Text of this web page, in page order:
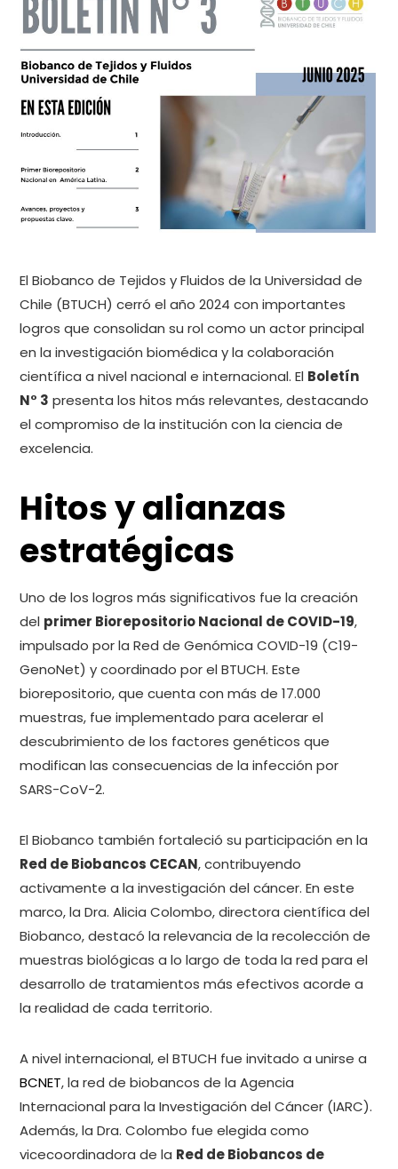
El Biobanco de Tejidos y Fluidos de la Universidad de
Chile (BTUCH) cerró el año 2024 con importantes
logros que consolidan su rol como un actor principal
en la investigación biomédica y la colaboración
científica a nivel nacional e internacional. El Boletín
N° 3 presenta los hitos más relevantes, destacando
el compromiso de la institución con la ciencia de
excelencia.
Hitos y alianzas
estratégicas
Uno de los logros más significativos fue la creación
del primer Biorepositorio Nacional de COVID-19,
impulsado por la Red de Genómica COVID-19 (C19-
GenoNet) y coordinado por el BTUCH. Este
biorepositorio, que cuenta con más de 17.000
muestras, fue implementado para acelerar el
descubrimiento de los factores genéticos que
modifican las consecuencias de la infección por
SARS-CoV-2.
El Biobanco también fortaleció su participación en la
Red de Biobancos CECAN, contribuyendo
activamente a la investigación del cáncer. En este
marco, la Dra. Alicia Colombo, directora científica del
Biobanco, destacó la relevancia de la recolección de
muestras biológicas a lo largo de toda la red para el
desarrollo de tratamientos más efectivos acorde a
la realidad de cada territorio.
A nivel internacional, el BTUCH fue invitado a unirse a
BCNET, la red de biobancos de la Agencia
Internacional para la Investigación del Cáncer (IARC).
Además, la Dra. Colombo fue elegida como
vicecoordinadora de la Red de Biobancos de